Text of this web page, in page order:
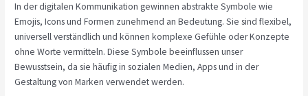
In der digitalen Kommunikation gewinnen abstrakte Symbole wie
Emojis, Icons und Formen zunehmend an Bedeutung. Sie sind flexibel,
universell verständlich und können komplexe Gefühle oder Konzepte
ohne Worte vermitteln. Diese Symbole beeinflussen unser
Bewusstsein, da sie häufig in sozialen Medien, Apps und in der
Gestaltung von Marken verwendet werden.